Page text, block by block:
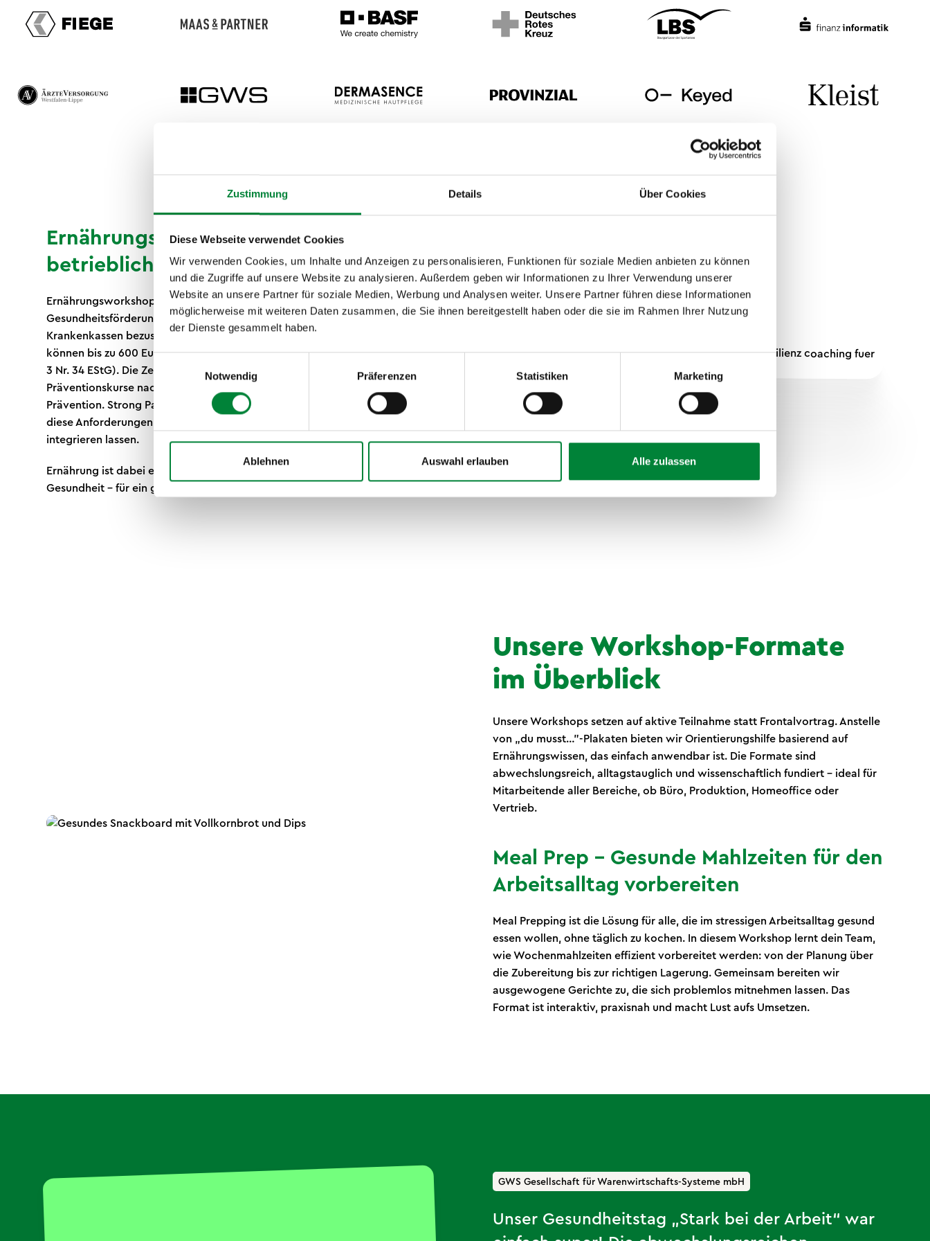
Zustimmung Details Über Cookies
Diese Webseite verwendet Cookies
Wir verwenden Cookies, um Inhalte und Anzeigen zu personalisieren, Funktionen für soziale Medien anbieten zu können
und die Zugriffe auf unsere Website zu analysieren. Außerdem geben wir Informationen zu Ihrer Verwendung unserer
Website an unsere Partner für soziale Medien, Werbung und Analysen weiter. Unsere Partner führen diese Informationen
möglicherweise mit weiteren Daten zusammen, die Sie ihnen bereitgestellt haben oder die sie im Rahmen Ihrer Nutzung
der Dienste gesammelt haben.
Notwendig
Präferenzen Statistiken Marketing
Ablehnen Auswahl erlauben Alle zulassen
Ernährungsworkshops als Teil der
betrieblichen Gesundheitsförderung
Ernährungsworkshops sind eine anerkannte Maßnahme der betrieblichen
Gesundheitsförderung (BGF) und nach § 20 SGB V fördefähig.
Krankenkassen bezuschussen entsprechende Angebote, und Arbeitgeber
können bis zu 600 Euro pro Mitarbeitenden jährlich steuerfrei investieren (§
3 Nr. 34 EStG). Die Zentrale Prüfstelle Prävention (ZPP) zertifiziert
Präventionskurse nach den Qualitätskriterien des GKV-Leitfadens
Prävention. Strong Partners bietet krankenkassenzertifizierte Formate, die
diese Anforderungen erfüllen und sich nahtlos in dein bestehendes BGM
integrieren lassen.
Ernährung ist dabei ein zentraler Baustein neben Bewegung und mentaler
Gesundheit – für ein ganzheitliches
Unsere Workshop-Formate
im Überblick
Unsere Workshops setzen auf aktive Teilnahme statt Frontalvortrag. Anstelle
von „du musst…"-Plakaten bieten wir Orientierungshilfe basierend auf
Ernährungswissen, das einfach anwendbar ist. Die Formate sind
abwechslungsreich, alltagstauglich und wissenschaftlich fundiert – ideal für
Mitarbeitende aller Bereiche, ob Büro, Produktion, Homeoffice oder
Vertrieb.
Meal Prep – Gesunde Mahlzeiten für den
Arbeitsalltag vorbereiten
Meal Prepping ist die Lösung für alle, die im stressigen Arbeitsalltag gesund
essen wollen, ohne täglich zu kochen. In diesem Workshop lernt dein Team,
wie Wochenmahlzeiten effizient vorbereitet werden: von der Planung über
die Zubereitung bis zur richtigen Lagerung. Gemeinsam bereiten wir
ausgewogene Gerichte zu, die sich problemlos mitnehmen lassen. Das
Format ist interaktiv, praxisnah und macht Lust aufs Umsetzen.
GWS Gesellschaft für Warenwirtschafts-Systeme mbH
Unser Gesundheitstag „Stark bei der Arbeit“ war